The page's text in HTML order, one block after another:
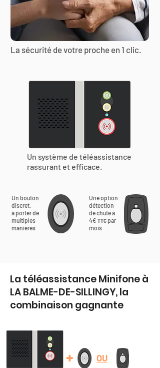
La sécurité de votre proche en 1 clic.
Un système de téléassistance
rassurant et efficace.
Un bouton
discret,
à porter de
multiples
manières
Une option
détection
de chute à
4€ TTC par
mois
La téléassistance Minifone à
LA BALME-DE-SILLINGY, la
combinaison gagnante
+ OU